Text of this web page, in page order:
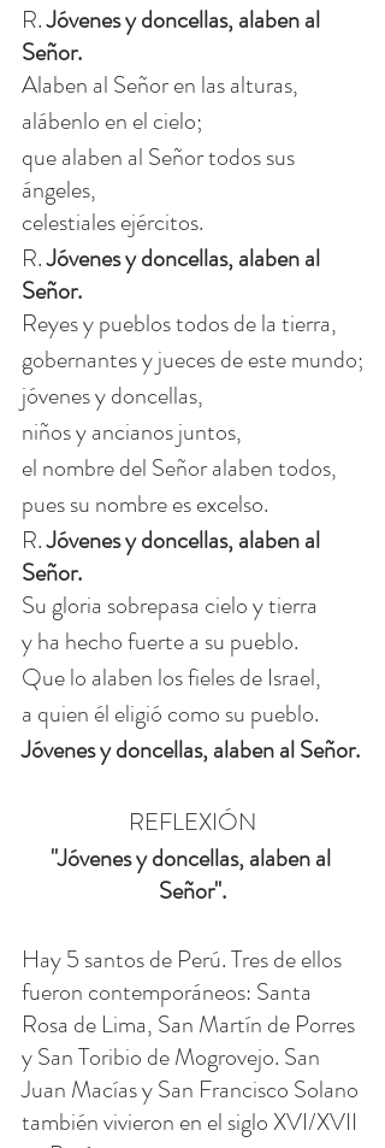
R. Jóvenes y doncellas, alaben al
Señor.
Alaben al Señor en las alturas,
alábenlo en el cielo;
que alaben al Señor todos sus
ángeles,
celestiales ejércitos.
R. Jóvenes y doncellas, alaben al
Señor.
Reyes y pueblos todos de la tierra,
gobernantes y jueces de este mundo;
jóvenes y doncellas,
niños y ancianos juntos,
el nombre del Señor alaben todos,
pues su nombre es excelso.
R. Jóvenes y doncellas, alaben al
Señor.
Su gloria sobrepasa cielo y tierra
y ha hecho fuerte a su pueblo.
Que lo alaben los fieles de Israel,
a quien él eligió como su pueblo.
Jóvenes y doncellas, alaben al Señor.
REFLEXIÓN
"Jóvenes y doncellas, alaben al
Señor".
Hay 5 santos de Perú. Tres de ellos
fueron contemporáneos: Santa
Rosa de Lima, San Martín de Porres
y San Toribio de Mogrovejo. San
Juan Macías y San Francisco Solano
también vivieron en el siglo XVI/XVII